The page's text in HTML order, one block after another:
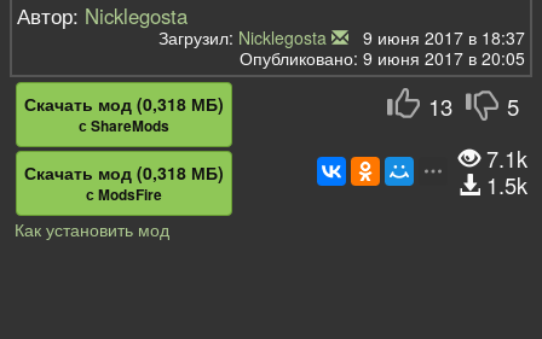
Автор: Nicklegosta
Загрузил: Nicklegosta
9 июня 2017 в 18:37
Опубликовано: 9 июня 2017 в 20:05
13 5
Скачать мод (0,318 МБ)
с ShareMods
Скачать мод (0,318 МБ)
с ModsFire
7.1k
1.5k
Как установить мод